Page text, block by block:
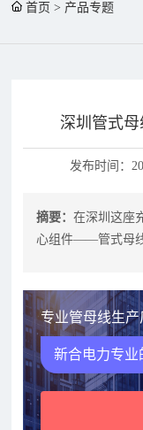
首页 > 产品专题
深圳管式
发布时间：
摘要：在深圳这座
心组件——管式母
专业管母线生产
新合电力专业